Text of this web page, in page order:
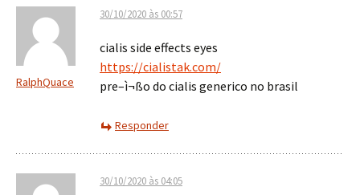
RalphQuace
30/10/2020 às 00:57
cialis side effects eyes
https://cialistak.com/
pre–ì¬ßo do cialis generico no brasil
Responder
30/10/2020 às 04:05